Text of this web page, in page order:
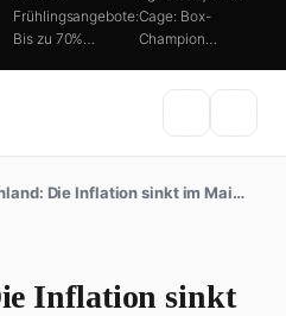
Frühlingsangebote:
Bis zu 70%…
Cage: Box-
Champion…
Die Inflation sinkt im Mai…
Inflation sinkt